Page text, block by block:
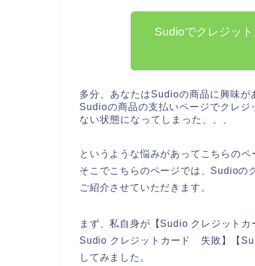
Sudioでクレジッ
多分、あなたはSudioの商品に興味が
Sudioの商品の支払いページでクレ
ない状態になってしまった、、、
というような悩みがあってこちらの
そこでこちらのページでは、Sudioの
ご紹介させていただきます。
まず、私自身が【Sudio クレジット
Sudio クレジットカード 失敗】【
してみました。